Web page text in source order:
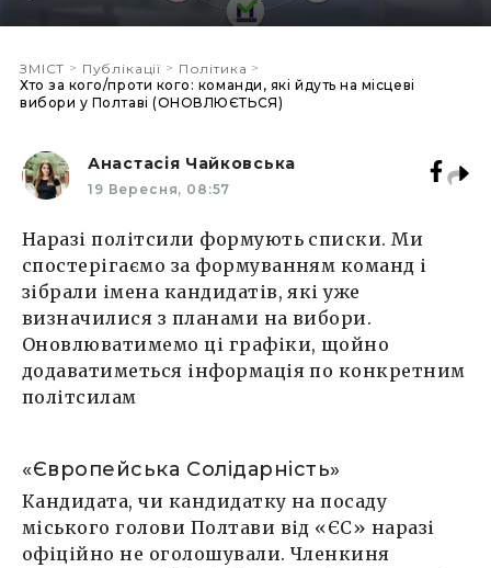
ЗМІСТ > Публікації > Політика >
Хто за кого/проти кого: команди, які йдуть на місцеві
вибори у Полтаві (ОНОВЛЮЄТЬСЯ)
Анастасія Чайковська
19 Вересня, 08:57
Наразі політсили формують списки. Ми
спостерігаємо за формуванням команд і
зібрали імена кандидатів, які уже
визначилися з планами на вибори.
Оновлюватимемо ці графіки, щойно
додаватиметься інформація по конкретним
політсилам
«Європейська Солідарність»
Кандидата, чи кандидатку на посаду
міського голови Полтави від «ЄС» наразі
офіційно не оголошували. Членкиня